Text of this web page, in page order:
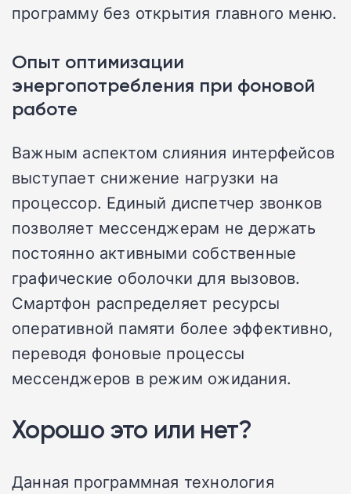
программу без открытия главного меню.
Опыт оптимизации
энергопотребления при фоновой
работе
Важным аспектом слияния интерфейсов
выступает снижение нагрузки на
процессор. Единый диспетчер звонков
позволяет мессенджерам не держать
постоянно активными собственные
графические оболочки для вызовов.
Смартфон распределяет ресурсы
оперативной памяти более эффективно,
переводя фоновые процессы
мессенджеров в режим ожидания.
Хорошо это или нет?
Данная программная технология